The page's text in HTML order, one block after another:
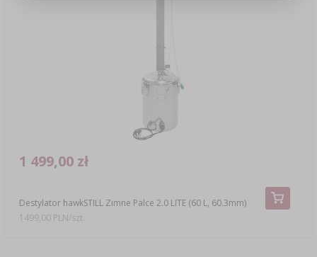
Destylator hawkSTILL Zimne Palce 2.0 LITE (60 L, 60.3mm)
1 499,00 zł
1499,00 PLN/szt.